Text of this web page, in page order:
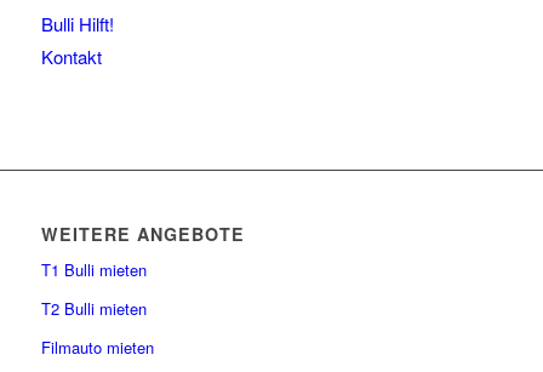
Bulli Hilft!
Kontakt
WEITERE ANGEBOTE
T1 Bulli mieten
T2 Bulli mieten
Filmauto mieten